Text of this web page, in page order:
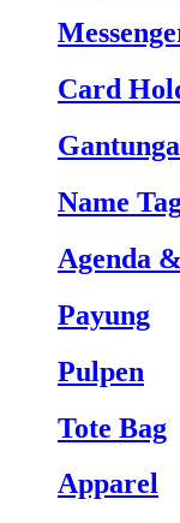
Card
Name
Agenda
Payung
Pulpen
Tote Bag
Apparel